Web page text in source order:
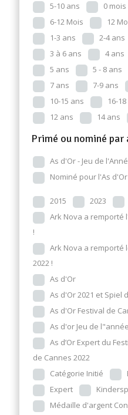
5-10 ans
0 mois
6-12 Mois
12
1-3 ans
2-4 ans
3 à 6 ans
4 ans
5 ans
5 - 8 ans
7 ans
7-9 ans
10-15 ans
16-
12 ans
14 ans
Primé ou nominé par
As d'Or - Jeu de
Nominé pour l'As d'Or
2015 2023
Ark Nova a remporté
!
Ark Nova a remporté
2022 !
As d'Or
As d'Or 2021 et Spiel
As d'Or Festival de
As d'or Jeu de
As d’Or Expert du
de Cannes 2022
Catégorie Initié
Expert
Médaille d'argent